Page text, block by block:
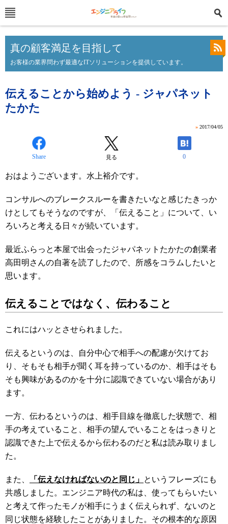
真の顧客満足を目指して
お客様の業界問わず最適なITソリューションを提供しています。
伝えることから始めよう - ジャパネット
たかた
» 2017/04/05
Share 見る 0
おはようございます。水上裕介です。
コンサルへのブレークスルーを書きたいなと感じたきっか
けとしてもそうなのですが、「伝えること」について、い
ろいろと考える日々が続いています。
最近ふらっと本屋で出会ったジャパネットたかたの創業者
高田明さんの自著を読了したので、所感をコラムしたいと
思います。
伝えることではなく、伝わること
これにはハッとさせられました。
伝えるというのは、自分中心で相手への配慮が欠けてお
り、そもそも相手が聞く耳を持っているのか、相手はそも
そも興味があるのかを十分に認識できていない場合があり
ます。
一方、伝わるというのは、相手目線を徹底した状態で、相
手の考えていること、相手の望んでいることをはっきりと
認識できた上で伝えるから伝わるのだと私は読み取りまし
た。
また、 「伝えなければないのと同じ」 というフレーズにも
共感しました。エンジニア時代の私は、使ってもらいたい
と考えて作ったモノが相手にうまく伝えられず、ないのと
同じ状態を経験したことがありました。その根本的な原因